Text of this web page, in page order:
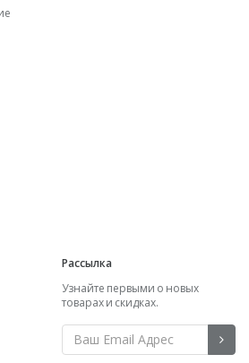
Рассылка
Узнайте первыми о новых
товарах и скидках.